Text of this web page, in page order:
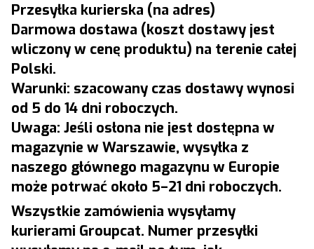
Przesyłka kurierska (na adres)
Darmowa dostawa (koszt dostawy jest
wliczony w cenę produktu) na terenie całej
Polski.
Warunki: szacowany czas dostawy wynosi
od 5 do 14 dni roboczych.
Uwaga: Jeśli osłona nie jest dostępna w
magazynie w Warszawie, wysyłka z
naszego głównego magazynu w Europie
może potrwać około 5–21 dni roboczych.
Wszystkie zamówienia wysyłamy
kurierami Groupcat. Numer przesyłki